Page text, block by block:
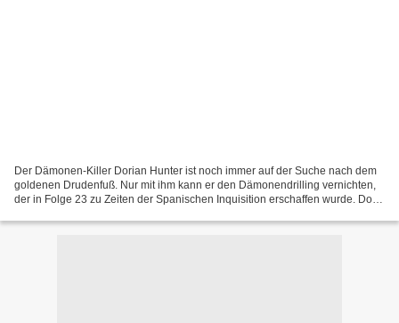
Der Dämonen-Killer Dorian Hunter ist noch immer auf der Suche nach dem
goldenen Drudenfuß. Nur mit ihm kann er den Dämonendrilling vernichten,
der in Folge 23 zu Zeiten der Spanischen Inquisition erschaffen wurde. Doch